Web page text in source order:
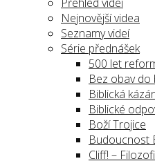
Nejnovější videa
Seznamy videí
Série přednášek
500 let
Bez obav do
Biblická
Biblické
Boží Trojice
Budoucnost
Cliff! –